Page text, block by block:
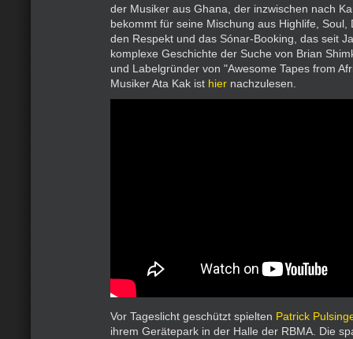
der Musiker aus Ghana, der inzwischen nach
bekommt für seine Mischung aus Highlife, Soul,
den Respekt und das Sónar-Booking, das seit
komplexe Geschichte der Suche von Brian
und Labelgründer von "Awesome Tapes from
Musiker Ata Kak ist hier nachzulesen.
Vor Tageslicht geschützt spielten Patrick
ihrem Gerätepark in der Halle der RBMA. Die